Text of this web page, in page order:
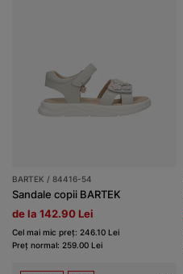
BARTEK / 84416-54
Sandale copii BARTEK
de la 142.90 Lei
Cel mai mic preț: 246.10 Lei
Preț normal: 259.00 Lei